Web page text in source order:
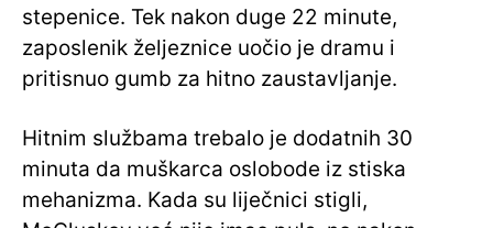
stepenice. Tek nakon duge 22 minute,
zaposlenik željeznice uočio je dramu i
pritisnuo gumb za hitno zaustavljanje.
Hitnim službama trebalo je dodatnih 30
minuta da muškarca oslobode iz stiska
mehanizma. Kada su liječnici stigli,